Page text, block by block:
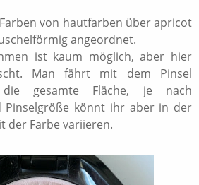
von hautfarben über apricot
angeordnet.
ist kaum möglich, aber hier
Man fährt mit dem Pinsel
gesamte Fläche, je nach
Pinselgröße könnt ihr aber in der
der Farbe variieren.